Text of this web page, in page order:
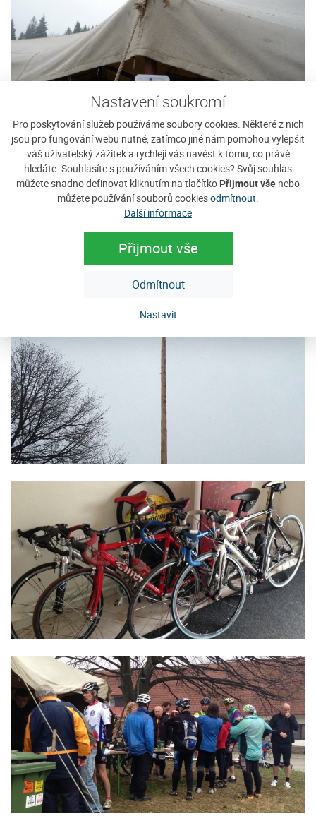
Nastavení soukromí
Pro poskytování služeb používáme soubory cookies. Některé z nich
jsou pro fungování webu nutné, zatímco jiné nám pomohou vylepšit
váš uživatelský zážitek a rychleji vás navést k tomu, co právě
hledáte. Souhlasíte s používáním všech cookies? Svůj souhlas
můžete snadno definovat kliknutím na tlačítko Přijmout vše nebo
můžete používání souborů cookiesodmítnout.
Další informace
Přijmout vše
Odmítnout
Nastavit